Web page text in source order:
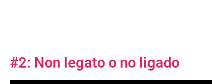
#2: Non legato o no ligado